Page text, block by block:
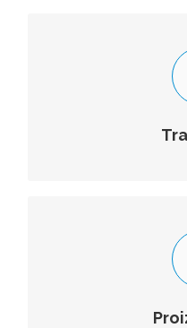
PREVOZ
19 registrovanih i
posjeduje certifikat
Posjedujemo vlastitu
polimera, dozirnih